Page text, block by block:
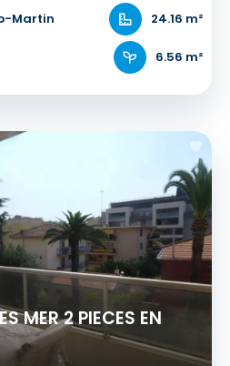
Martin 24.16 m²
6.56 m²
MER 2 PIECES EN